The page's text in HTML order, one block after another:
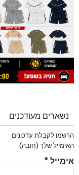
נשארים מעודכנים
הרשמו לקבלת עדכונים
האימייל שלך (חובה)
אימייל *